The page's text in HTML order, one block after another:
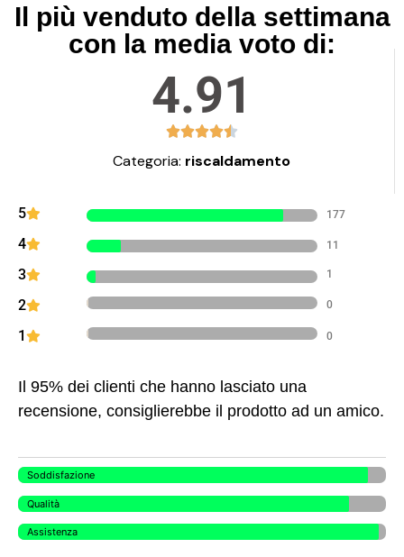
Il più venduto della settimana
con la media voto di:
4.91
Categoria: riscaldamento
5
4
3
2
1
177
11
1
0
0
Il 95% dei clienti che hanno lasciato una
recensione, consiglierebbe il prodotto ad un amico.
Soddisfazione
Qualità
Assistenza